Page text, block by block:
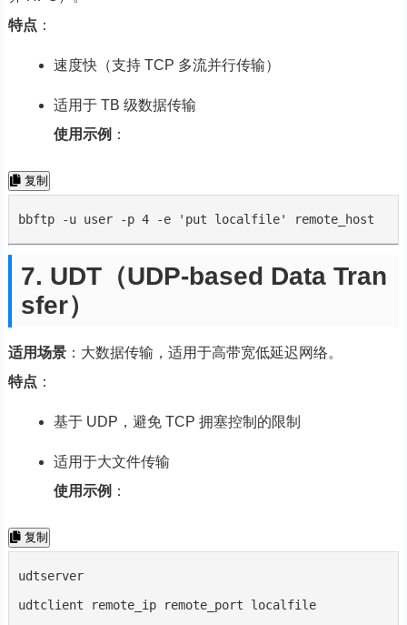
特点 ：
速度快（支持 TCP 多流并行传输）
适用于 TB 级数据传输
使用示例 ：
复制
bbftp -u user -p 4 -e 'put localfile' remote_host
7. UDT（UDP-based Data Tran
sfer）
适用场景：大数据传输，适用于高带宽低延迟网络。
特点 ：
基于 UDP，避免 TCP 拥塞控制的限制
适用于大文件传输
使用示例 ：
复制
udtserver
udtclient remote_ip remote_port localfile